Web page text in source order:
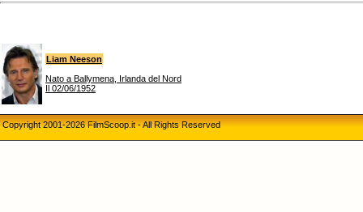
Liam Neeson
Nato a Ballymena, Irlanda del Nord
Il 02/06/1952
Copyright 2001-2026 FilmScoop.it - All Rights Reserved